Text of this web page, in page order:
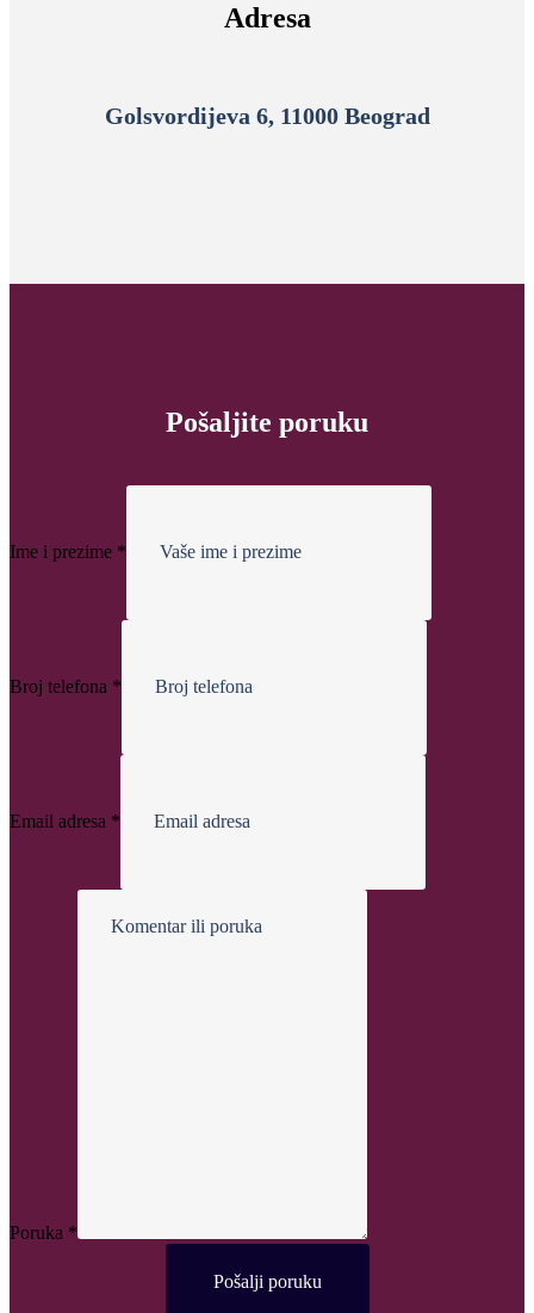
Adresa
Golsvordijeva 6, 11000 Beograd
Pošaljite poruku
Ime i prezime *
Broj telefona *
Email adresa *
Poruka *
Pošalji poruku